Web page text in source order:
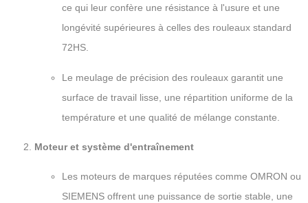
ce qui leur confère une résistance à l'usure et une
longévité supérieures à celles des rouleaux standard
72HS.
Le meulage de précision des rouleaux garantit une
surface de travail lisse, une répartition uniforme de la
température et une qualité de mélange constante.
Moteur et système d'entraînement
Les moteurs de marques réputées comme OMRON ou
SIEMENS offrent une puissance de sortie stable, une